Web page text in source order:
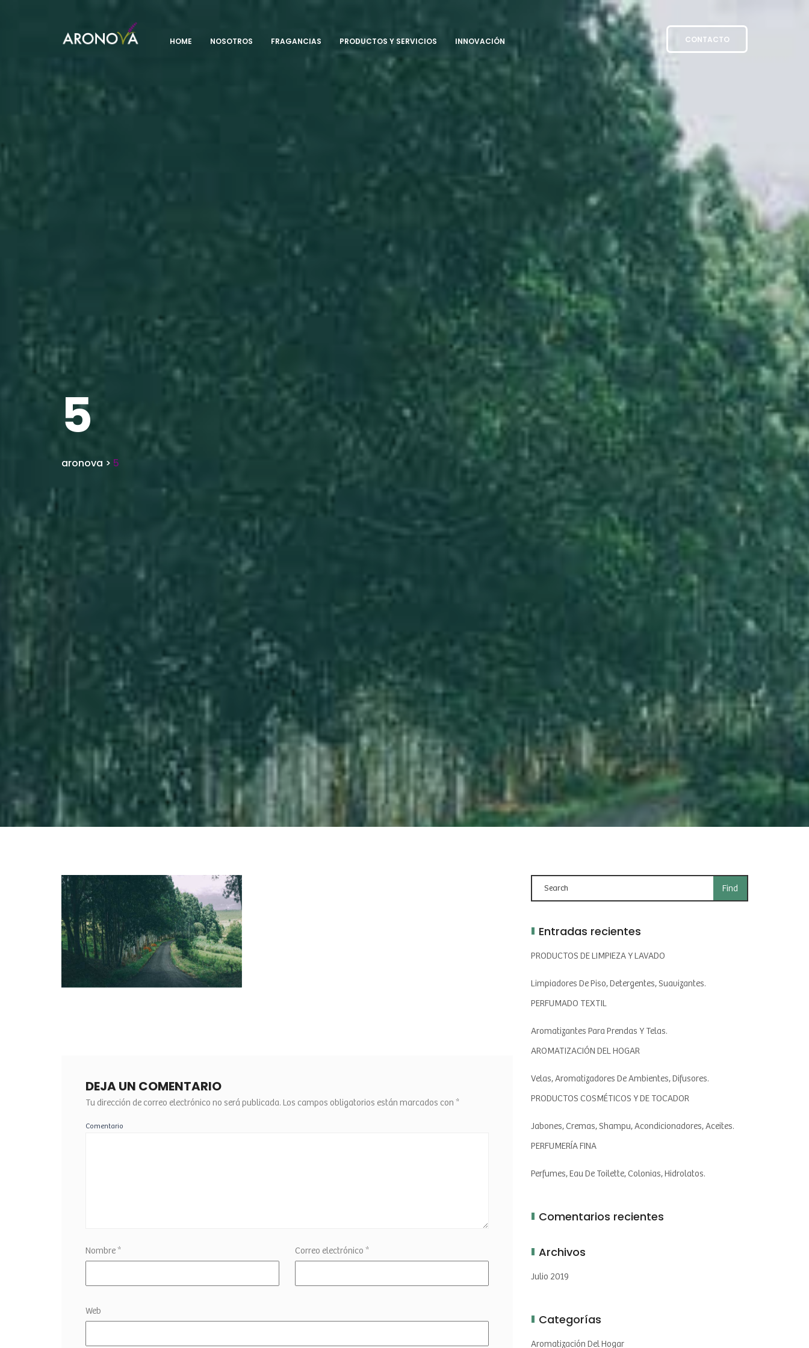
HOME NOSOTROS FRAGANCIAS PRODUCTOS Y SERVICIOS INNOVACIÓN CONTACTO
5
aronova > 5
DEJA UN COMENTARIO
Tu dirección de correo electrónico no será publicada. Los campos obligatorios están marcados con *
Comentario
Nombre* Correo electrónico*
Web
Entradas recientes
PRODUCTOS DE LIMPIEZA Y LAVADO
Limpiadores De Piso, Detergentes, Suavizantes.
PERFUMADO TEXTIL
Aromatizantes Para Prendas Y Telas.
AROMATIZACIÓN DEL HOGAR
Velas, Aromatizadores De Ambientes, Difusores.
PRODUCTOS COSMÉTICOS Y DE TOCADOR
Jabones, Cremas, Shampu, Acondicionadores, Aceites.
PERFUMERÍA FINA
Perfumes, Eau De Toilette, Colonias, Hidrolatos.
Comentarios recientes
Archivos
Julio 2019
Categorías
Aromatización Del Hogar